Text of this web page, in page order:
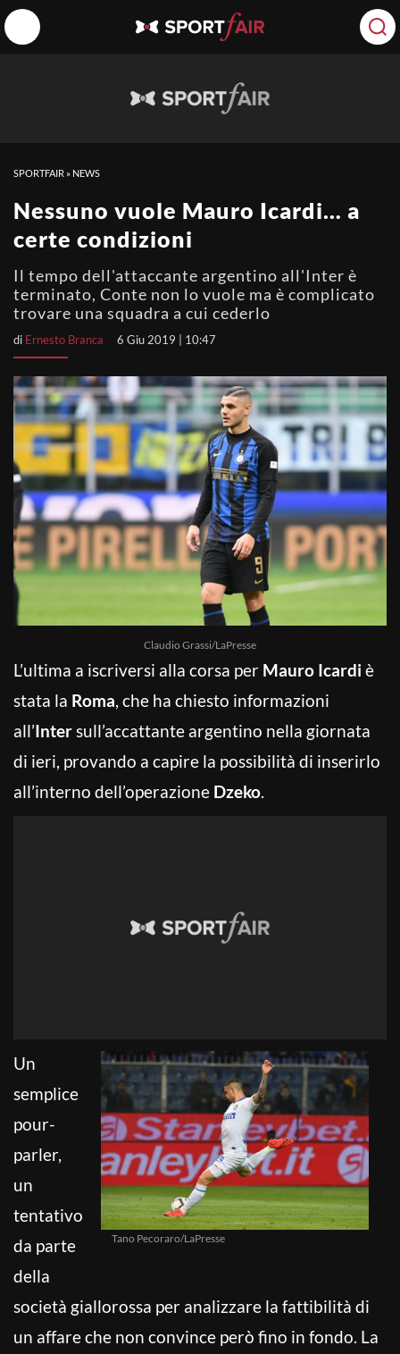
SPORTFAIR » NEWS
Nessuno vuole Mauro Icardi… a
certe condizioni
Il tempo dell'attaccante argentino all'Inter è
terminato, Conte non lo vuole ma è complicato
trovare una squadra a cui cederlo
di Ernesto Branca 6 Giu 2019 | 10:47
Claudio Grassi/LaPresse
L’ultima a iscriversi alla corsa per Mauro Icardi è
stata la Roma, che ha chiesto informazioni
all’Intersull’accattante argentino nella giornata
di ieri, provando a capire la possibilità di inserirlo
all’interno dell’operazione Dzeko.
Tano Pecoraro/LaPresse
Un
semplice
pour-
parler,
un
tentativo
da parte
della
società giallorossa per analizzare la fattibilità di
un affare che non convince però fino in fondo. La